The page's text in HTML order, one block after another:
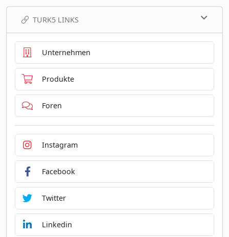
TURK5 LINKS
Unternehmen
Produkte
Foren
Instagram
Facebook
Twitter
Linkedin